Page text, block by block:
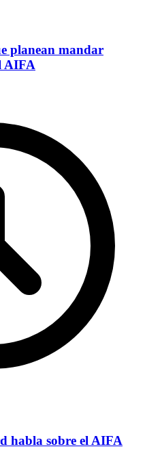
planean mandar
AIFA
habla sobre el AIFA